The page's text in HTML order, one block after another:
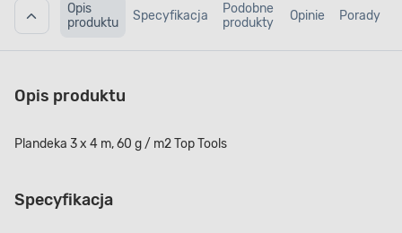
Opis
produktu
Specyfikacja
Podobne
produkty
Opinie Porady
Opis produktu
Plandeka 3 x 4 m, 60 g / m2 Top Tools
Specyfikacja